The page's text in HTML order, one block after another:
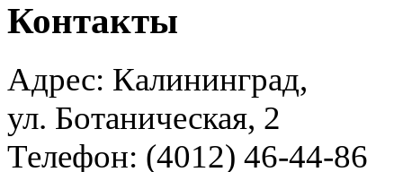
Контакты
Адрес: Калининград,
ул. Ботаническая, 2
Телефон: (4012) 46-44-86